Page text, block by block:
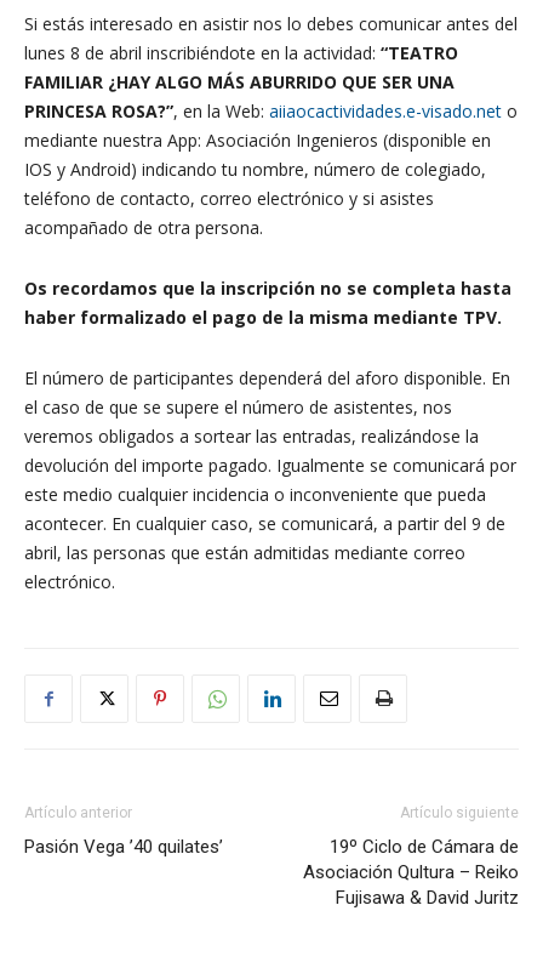
Si estás interesado en asistir nos lo debes comunicar antes del
lunes 8 de abril inscribiéndote en la actividad: “TEATRO
FAMILIAR ¿HAY ALGO MÁS ABURRIDO QUE SER UNA
PRINCESA ROSA?”, en la Web: aiiaocactividades.e-visado.net o
mediante nuestra App: Asociación Ingenieros (disponible en
IOS y Android) indicando tu nombre, número de colegiado,
teléfono de contacto, correo electrónico y si asistes
acompañado de otra persona.
Os recordamos que la inscripción no se completa hasta
haber formalizado el pago de la misma mediante TPV.
El número de participantes dependerá del aforo disponible. En
el caso de que se supere el número de asistentes, nos
veremos obligados a sortear las entradas, realizándose la
devolución del importe pagado. Igualmente se comunicará por
este medio cualquier incidencia o inconveniente que pueda
acontecer. En cualquier caso, se comunicará, a partir del 9 de
abril, las personas que están admitidas mediante correo
electrónico.
Artículo anterior
Pasión Vega ’40 quilates’
Artículo siguiente
19º Ciclo de Cámara de
Asociación Qultura – Reiko
Fujisawa & David Juritz